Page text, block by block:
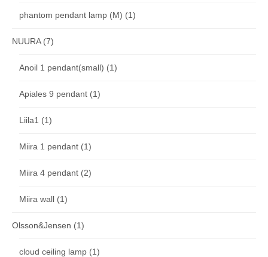
phantom pendant lamp (M) (1)
NUURA(7)
Anoil 1 pendant(small) (1)
Apiales 9 pendant (1)
Liila1 (1)
Miira 1 pendant (1)
Miira 4 pendant (2)
Miira wall (1)
Olsson&Jensen (1)
cloud ceiling lamp (1)